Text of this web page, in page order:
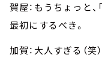
賀屋：もうちょっと
最初にするべき。
加賀：大人すぎる（笑）